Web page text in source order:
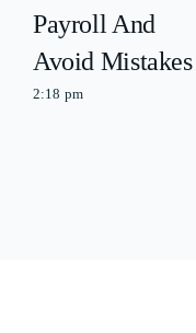
Payroll And
Avoid Mistakes
2:18 pm